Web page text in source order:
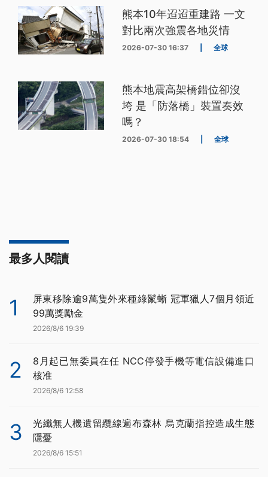
熊本10年迢迢重建路 一文
對比兩次強震各地災情
2026-07-30 16:37 全球
熊本地震高架橋錯位卻沒
垮 是「防落橋」裝置奏效
嗎？
2026-07-30 18:54 全球
最多人閱讀
1
屏東移除逾9萬隻外來種綠鬣蜥 冠軍獵人7個月領近
99萬獎勵金
2026/8/6 19:39
2
8月起已無委員在任 NCC停發手機等電信設備進口
核准
2026/8/6 12:58
3
光纖無人機遺留纜線遍布森林 烏克蘭指控造成生態
隱憂
2026/8/6 15:51